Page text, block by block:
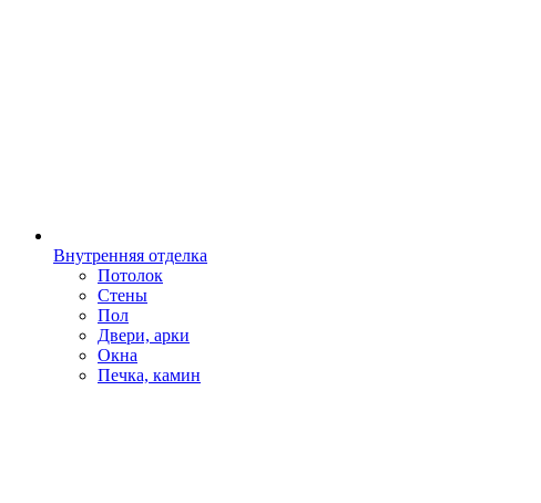
Внутренняя отделка
Потолок
Стены
Пол
Двери, арки
Окна
Печка, камин